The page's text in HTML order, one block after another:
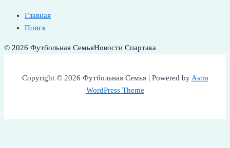
Главная
Поиск
© 2026 Футбольная СемьяНовости Спартака
Copyright © 2026 Футбольная Семья | Powered byAstra
WordPress Theme